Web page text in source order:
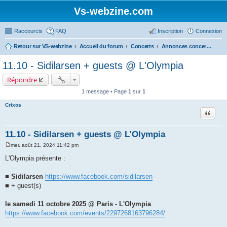
Vs-webzine.com
Raccourcis FAQ Connexion
Inscription
Retour sur VS-webzine Accueil du forum Concerts Annonces concerts - Paris et Région parisienne
11.10 - Sidilarsen + guests @ L'Olympia
Répondre
1 message • Page 1 sur 1
Crixos
11.10 - Sidilarsen + guests @ L'Olympia
Citer
e
s
a
g
e
mer. août 21, 2024 11:42 pm
L'Olympia présente :
■ Sidilarsen https://www.facebook.com/sidilarsen
■ + guest(s)
le samedi 11 octobre 2025 @ Paris - L'Olympia
https://www.facebook.com/events/2297268163796284/